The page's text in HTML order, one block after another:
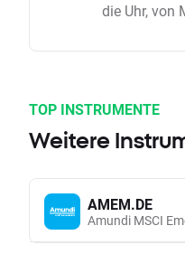
die Uhr, von
TOP INSTRUMENTE
Weitere
AMEM.DE